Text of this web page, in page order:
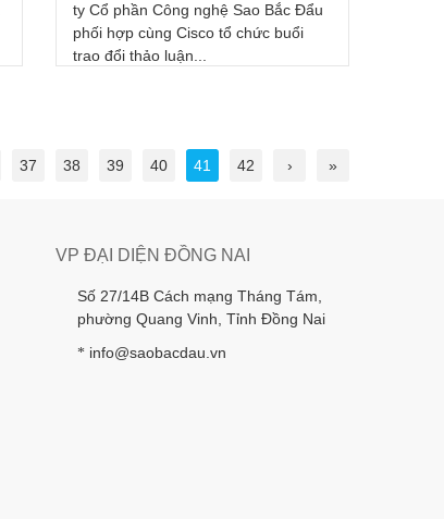
ty Cổ phần Công nghệ Sao Bắc Đẩu
phối hợp cùng Cisco tổ chức buổi
trao đổi thảo luận...
37 38 39 40 41 42 › »
VP ĐẠI DIỆN ĐỒNG NAI
Số 27/14B Cách mạng Tháng Tám,
phường Quang Vinh, Tỉnh Đồng Nai
* info@saobacdau.vn